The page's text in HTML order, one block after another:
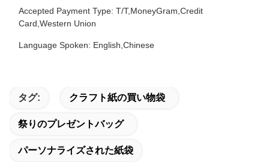
Accepted Payment Type: T/T,MoneyGram,Credit
Card,Western Union
Language Spoken: English,Chinese
タグ: クラフト紙の買い物袋
祭りのプレゼントバッグ
パーソナライズされた紙袋